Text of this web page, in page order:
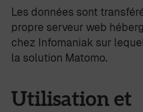
Les données sont
propre serveur web
chez Infomaniak sur
la solution Matomo.
Utilisation et